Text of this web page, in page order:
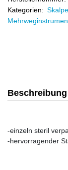
Kategorien:
Beschreibung
-einzeln steril
-hervorragender